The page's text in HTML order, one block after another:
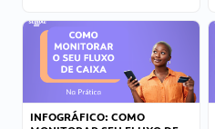
INFOGRÁFICO: COMO